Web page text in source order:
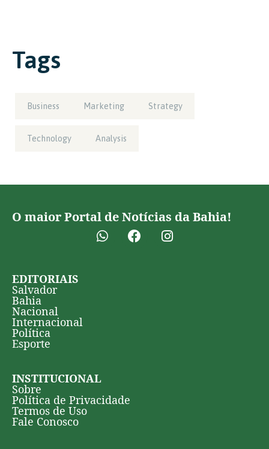
Tags
Business Marketing Strategy
Technology Analysis
O maior Portal de Notícias da Bahia!
EDITORIAIS
Salvador
Bahia
Nacional
Internacional
Política
Esporte
INSTITUCIONAL
Sobre
Política de Privacidade
Termos de Uso
Fale Conosco